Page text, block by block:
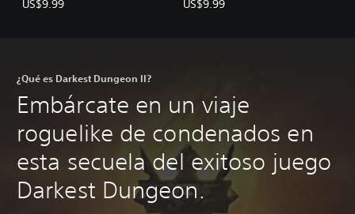
US$9.99 US$9.99
¿Qué es Darkest Dungeon II?
Embárcate en un viaje
roguelike de condenados en
esta secuela del exitoso juego
Darkest Dungeon.